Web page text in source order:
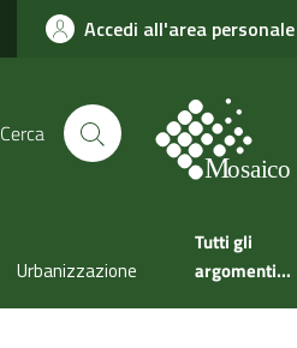
Accedi all'area personale
Cerca
Urbanizzazione
Tutti gli
argomenti...